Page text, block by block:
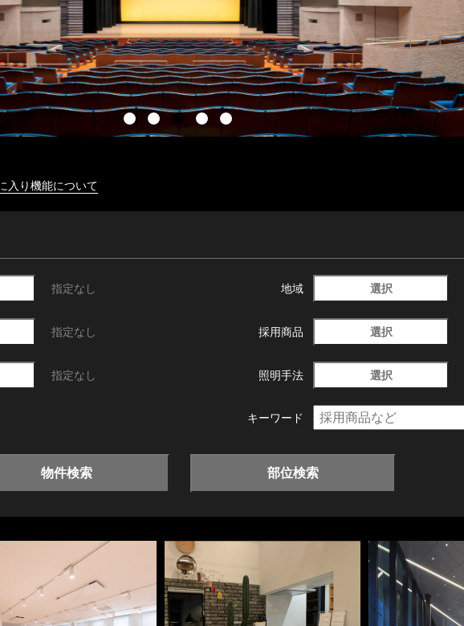
入り機能について
指定なし 地域 選択
指定なし 採用商品 選択
指定なし 照明手法 選択
キーワード
物件検索 部位検索